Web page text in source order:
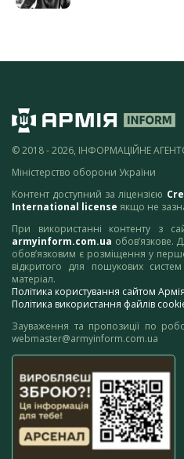
© 2018 - 2026, ІНФОРМАЦІЙНЕ
Міністерство оборони України
Контент доступний за ліцензією
International license якщо не
При використанні контенту з
armyinform.com.ua обов’язкове.
обов’язковим є розміщення у
відкритого для пошукових
матеріал.
Політика користування сайтом
Політика використання файлів
Зауваження та пропозиції по
webmaster@armyinform.com.ua